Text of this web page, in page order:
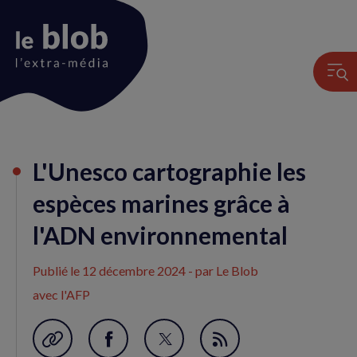
du
L'Unesco cartographie les
espèces marines grâce à
l'ADN environnemental
Publié le 12 décembre 2024 - par Le Blob
avec l'AFP
Garder en favori
Partager
Partager
Flux